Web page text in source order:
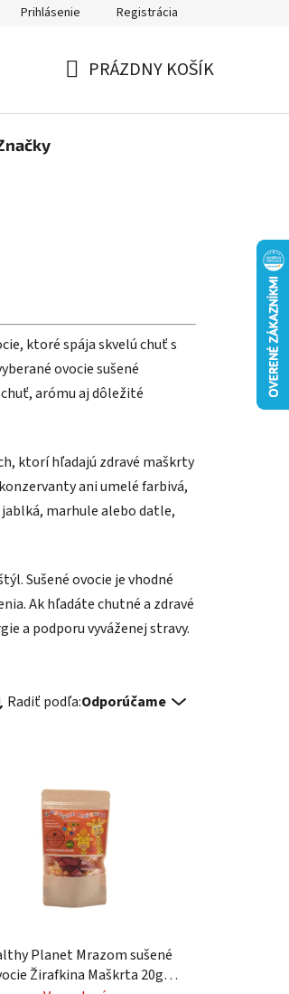
Prihlásenie Registrácia
PRÁZDNY KOŠÍK
ktoré spája skvelú chuť s
ovocie sušené
arómu aj dôležité
ktorí hľadajú zdravé maškrty
ani umelé farbivá,
jablká, marhule alebo datle,
Sušené ovocie je vhodné
Ak hľadáte chutné a zdravé
a podporu vyváženej stravy.
Radiť podľa:Odporúčame
Planet Mrazom sušené
Žirafkina Maškrta 20g